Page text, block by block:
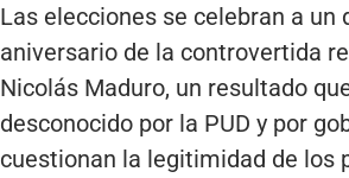
Las elecciones se celebran a un
aniversario de la controvertida
Nicolás Maduro, un resultado
desconocido por la PUD y por
cuestionan la legitimidad de los